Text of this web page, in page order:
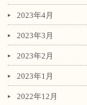
2023年4月
2023年3月
2023年2月
2023年1月
2022年12月